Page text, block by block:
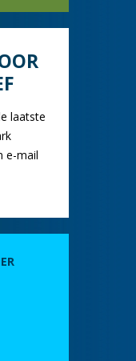
laatste
e-mail